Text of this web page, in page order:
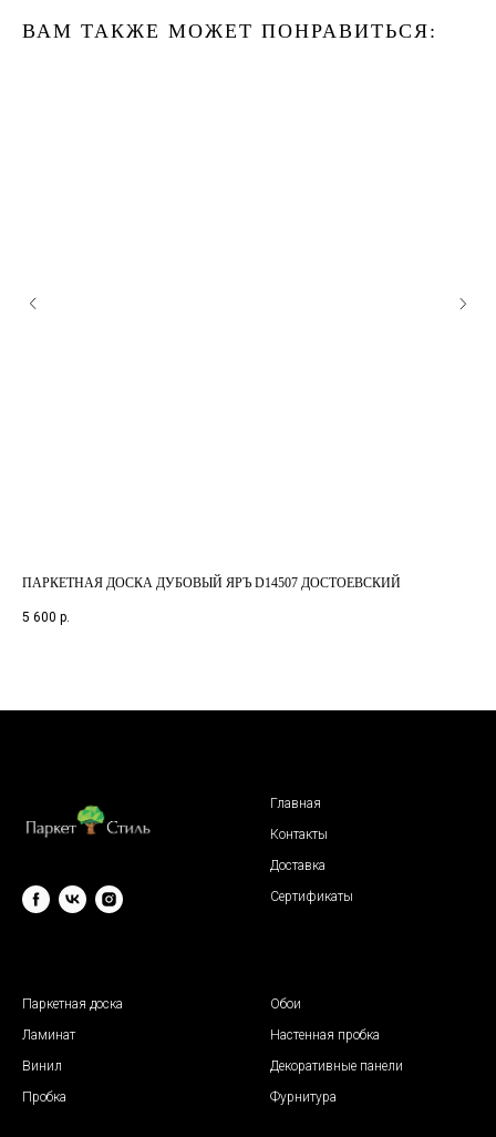
ВАМ ТАКЖЕ МОЖЕТ ПОНРАВИТЬСЯ:
ПАРКЕТНАЯ ДОСКА ДУБОВЫЙ ЯРЪ D14507 ДОСТОЕВСКИЙ
5 600 р.
Главная
Контакты
Доставка
Сертификаты
Паркетная доска
Ламинат
Винил
Пробка
Обои
Настенная пробка
Декоративные панели
Фурнитура